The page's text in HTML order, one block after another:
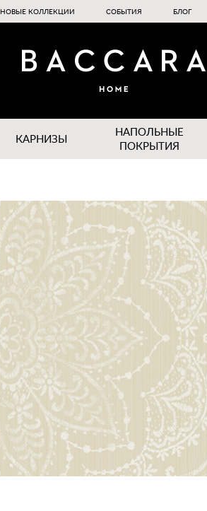
НОВЫЕ КОЛЛЕКЦИИ СОБЫТИЯ БЛОГ
КАРНИЗЫ
НАПОЛЬНЫЕ
ПОКРЫТИЯ